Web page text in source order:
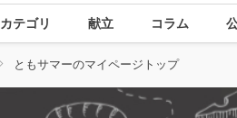
カテゴリ 献立 コラム
ともサマーのマイページトップ